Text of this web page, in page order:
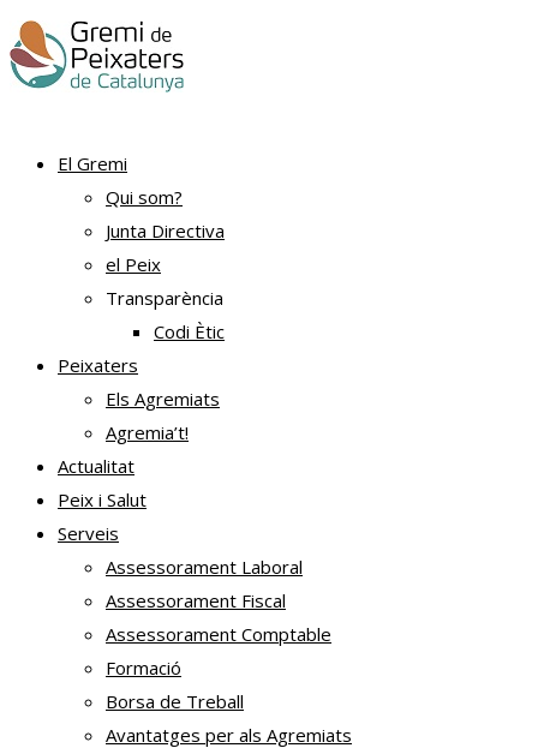
El Gremi
Qui som?
Junta Directiva
el Peix
Transparència
Codi Ètic
Peixaters
Els Agremiats
Agremia’t!
Actualitat
Peix i Salut
Serveis
Assessorament Laboral
Assessorament Fiscal
Assessorament Comptable
Formació
Borsa de Treball
Avantatges per als Agremiats